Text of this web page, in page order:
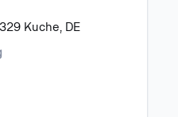
Kuche, DE